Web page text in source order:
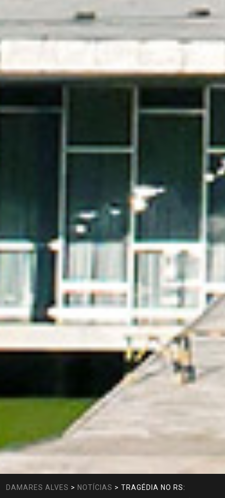
DAMARES ALVES > NOTÍCIAS > TRAGÉDIA NO RS: